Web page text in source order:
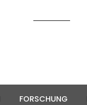
FORSCHUNG